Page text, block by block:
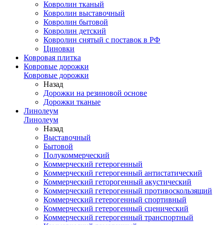
Ковролин тканый
Ковролин выставочный
Ковролин бытовой
Ковролин детский
Ковролин снятый с поставок в РФ
Циновки
Ковровая плитка
Ковровые дорожки
Ковровые дорожки
Назад
Дорожки на резиновой основе
Дорожки тканые
Линолеум
Линолеум
Назад
Выставочный
Бытовой
Полукоммерческий
Коммерческий гетерогенный
Коммерческий гетерогенный антистатический
Коммерческий геторогенный акустический
Коммерческий гетерогенный противоскользящий
Коммерческий гетерогенный спортивный
Коммерческий гетерогенный сценический
Коммерческий гетерогенный транспортный